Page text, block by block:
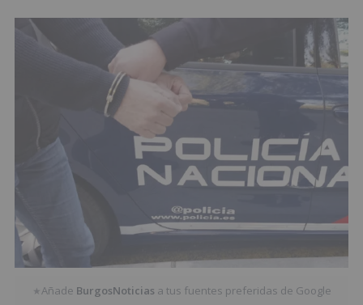
★Añade BurgosNoticias a tus fuentes preferidas de Google